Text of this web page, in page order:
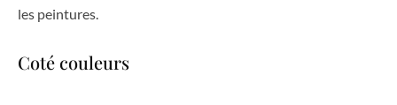
les peintures.
Coté couleurs